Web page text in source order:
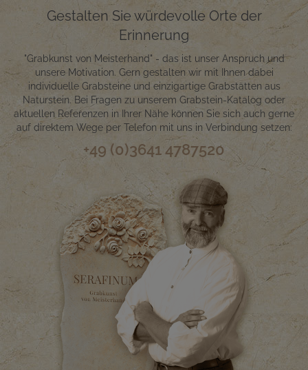
Gestalten Sie würdevolle Orte der
Erinnerung
"Grabkunst von Meisterhand" - das ist unser Anspruch und
unsere Motivation. Gern gestalten wir mit Ihnen dabei
individuelle Grabsteine und einzigartige Grabstätten aus
Naturstein. Bei Fragen zu unserem Grabstein-Katalog oder
aktuellen Referenzen in Ihrer Nähe können Sie sich auch gerne
auf direktem Wege per Telefon mit uns in Verbindung setzen:
+49 (0)3641 4787520